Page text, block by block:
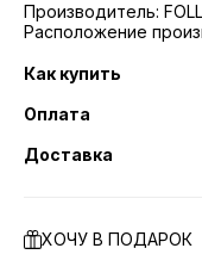
Производитель:
Расположение
Как купить
Оплата
Доставка
ХОЧУ В ПОДАРОК